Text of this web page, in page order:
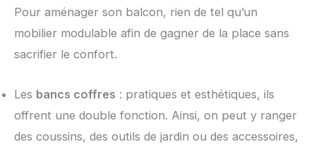
Pour aménager son balcon, rien de tel qu’un
mobilier modulable afin de gagner de la place sans
sacrifier le confort.
Les bancs coffres : pratiques et esthétiques, ils
offrent une double fonction. Ainsi, on peut y ranger
des coussins, des outils de jardin ou des accessoires,